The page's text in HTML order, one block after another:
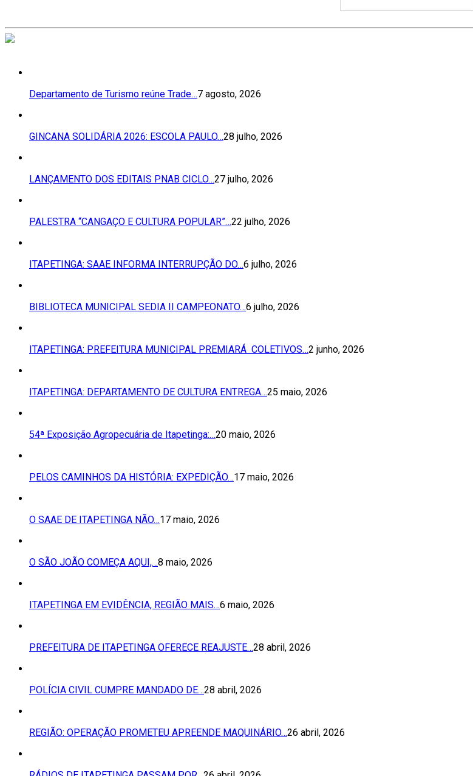
Departamento de Turismo reúne Trade…7 agosto, 2026
GINCANA SOLIDÁRIA 2026: ESCOLA PAULO…28 julho, 2026
LANÇAMENTO DOS EDITAIS PNAB CICLO…27 julho, 2026
PALESTRA “CANGAÇO E CULTURA POPULAR”…22 julho, 2026
ITAPETINGA: SAAE INFORMA INTERRUPÇÃO DO…6 julho, 2026
BIBLIOTECA MUNICIPAL SEDIA II CAMPEONATO…6 julho, 2026
ITAPETINGA: PREFEITURA MUNICIPAL PREMIARÁ COLETIVOS…2 junho, 2026
ITAPETINGA: DEPARTAMENTO DE CULTURA ENTREGA…25 maio, 2026
54ª Exposição Agropecuária de Itapetinga:…20 maio, 2026
PELOS CAMINHOS DA HISTÓRIA: EXPEDIÇÃO…17 maio, 2026
O SAAE DE ITAPETINGA NÃO…17 maio, 2026
O SÃO JOÃO COMEÇA AQUI,…8 maio, 2026
ITAPETINGA EM EVIDÊNCIA, REGIÃO MAIS…6 maio, 2026
PREFEITURA DE ITAPETINGA OFERECE REAJUSTE…28 abril, 2026
POLÍCIA CIVIL CUMPRE MANDADO DE…28 abril, 2026
REGIÃO: OPERAÇÃO PROMETEU APREENDE MAQUINÁRIO…26 abril, 2026